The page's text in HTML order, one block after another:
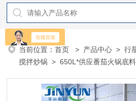
干机
当前位置：首页 > 产品中心 >行
搅拌炒锅 > 650L*供应番茄火锅底